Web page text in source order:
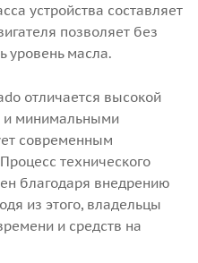
устройства составляет
позволяет без
уровень масла.
отличается высокой
и минимальными
современным
технического
благодаря внедрению
из этого, владельцы
и средств на